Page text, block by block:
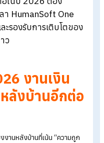
ปต่อในปี2026ทำไมต้อง
ปต่อในปี 2026 ต้อง
น และรองรับการเติบโตข
ะยาว
งานเงิน